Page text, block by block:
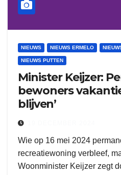
NIEUWS NIEUWS ERMELO
NIEUWS PUTTEN
Minister Keijzer:
bewoners
blijven’
Wie op 16 mei 2024
recreatiewoning verbleef,
Woonminister Keijzer zegt